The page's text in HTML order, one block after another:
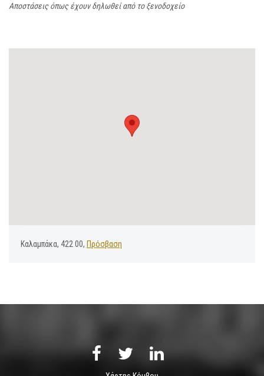
Αποστάσεις όπως έχουν δηλωθεί από το ξενοδοχείο
Καλαμπάκα, 422 00, Πρόσβαση